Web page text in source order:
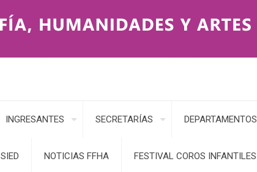
INGRESANTES SECRETARÍAS DEPARTAMENTOS
SIED NOTICIAS FFHA FESTIVAL COROS INFANTILES